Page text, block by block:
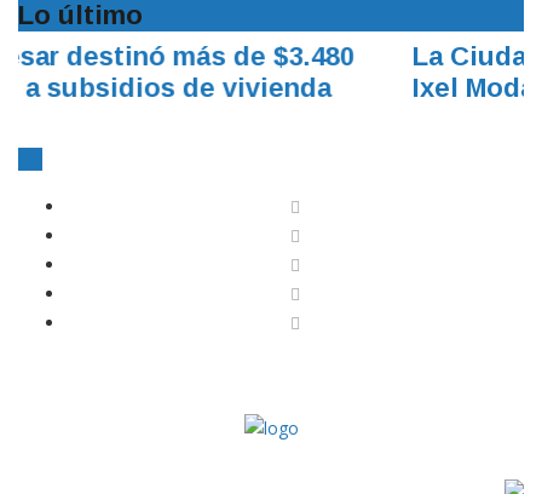
Lo último
La Ciudad de Eventos está lista para
Ixel Moda Itinerante Valledupar 2026